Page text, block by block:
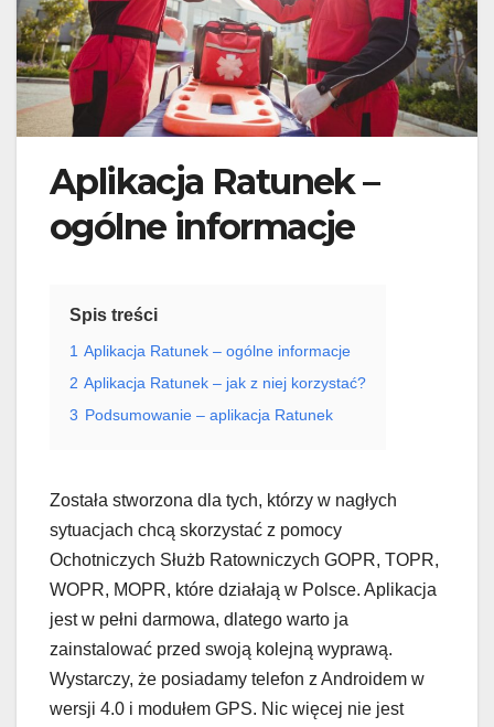
Aplikacja Ratunek –
ogólne informacje
Spis treści
1 Aplikacja Ratunek – ogólne informacje
2 Aplikacja Ratunek – jak z niej korzystać?
3 Podsumowanie – aplikacja Ratunek
Została stworzona dla tych, którzy w nagłych
sytuacjach chcą skorzystać z pomocy
Ochotniczych Służb Ratowniczych GOPR, TOPR,
WOPR, MOPR, które działają w Polsce. Aplikacja
jest w pełni darmowa, dlatego warto ja
zainstalować przed swoją kolejną wyprawą.
Wystarczy, że posiadamy telefon z Androidem w
wersji 4.0 i modułem GPS. Nic więcej nie jest